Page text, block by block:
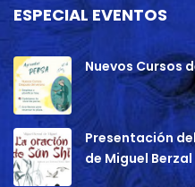
ESPECIAL EVENTOS
Nuevos Cursos
Presentación
de Miguel